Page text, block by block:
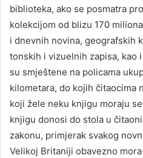
biblioteka, ako se posmatra
kolekcijom od blizu 170
i dnevnih novina, geografskih
tonskih i vizuelnih zapisa, kao
su smještene na policama
kilometara, do kojih čitaocima
koji žele neku knjigu moraju
knjigu donosi do stola u
zakonu, primjerak svakog
Velikoj Britaniji obavezno